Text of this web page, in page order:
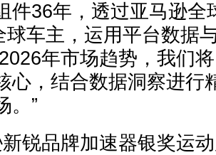
件36年，透过亚马逊全
球车主，运用平台数据
年市场趋势，我们
心，结合数据洞察进行
。”
锐品牌加速器银奖运